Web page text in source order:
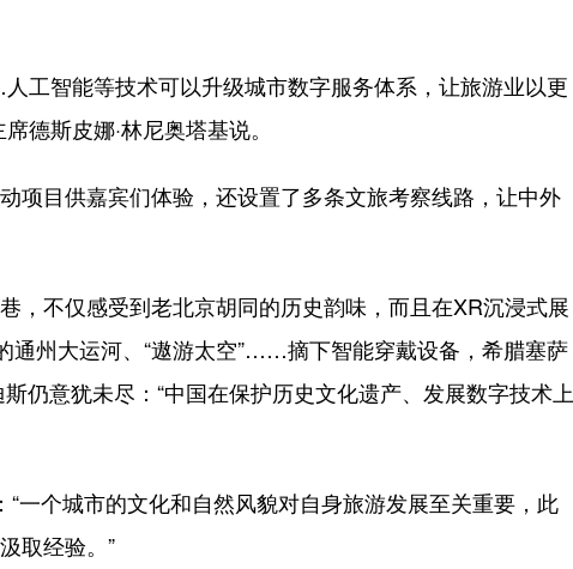
智能等技术可以升级城市数字服务体系，让旅游业以更
德斯皮娜·林尼奥塔基说。
目供嘉宾们体验，还设置了多条文旅考察线路，让中外
不仅感受到老北京胡同的历史韵味，而且在XR沉浸式展
通州大运河、“遨游太空”……摘下智能穿戴设备，希腊塞萨
仍意犹未尽：“中国在保护历史文化遗产、发展数字技术上
个城市的文化和自然风貌对自身旅游发展至关重要，此
取经验。”